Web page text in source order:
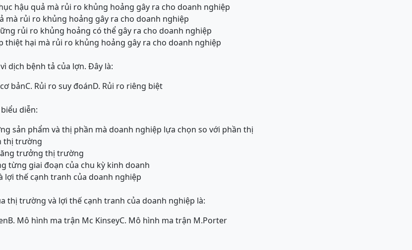
hậu quả mà rủi ro khủng hoảng gây ra cho doanh nghiệp
mà rủi ro khủng hoảng gây ra cho doanh nghiệp
rủi ro khủng hoảng có thể gây ra cho doanh nghiệp
thiệt hại mà rủi ro khủng hoảng gây ra cho doanh nghiệp
dịch bệnh tả của lợn. Đây là:
bảnC. Rủi ro suy đoánD. Rủi ro riêng biệt
diễn:
sản phẩm và thị phần mà doanh nghiệp lựa chọn so với phần thị
thị trường
trưởng thị trường
từng giai đoạn của chu kỳ kinh doanh
lợi thế cạnh tranh của doanh nghiệp
thị trường và lợi thế cạnh tranh của doanh nghiệp là:
B. Mô hình ma trận Mc KinseyC. Mô hình ma trận M.Porter